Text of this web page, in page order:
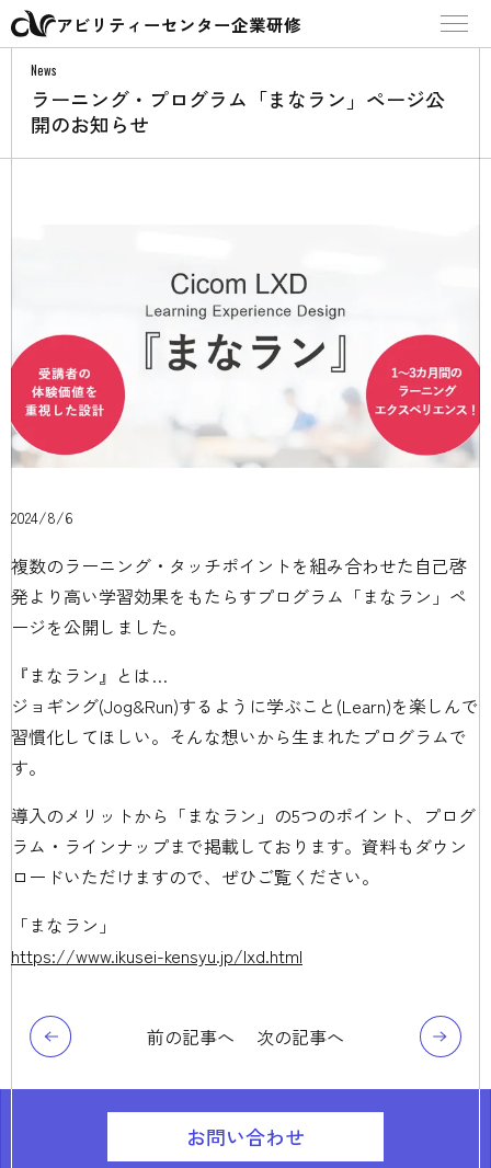
アビリティーセンター企業研修
News
ラーニング・プログラム「まなラン」ページ公
開のお知らせ
2024/8/6
複数のラーニング・タッチポイントを組み合わせた自己啓
発より高い学習効果をもたらすプログラム「まなラン」ペ
ージを公開しました。
『まなラン』とは…
ジョギング(Jog&Run)するように学ぶこと(Learn)を楽しんで
習慣化してほしい。そんな想いから生まれたプログラムで
す。
導入のメリットから「まなラン」の5つのポイント、プログ
ラム・ラインナップまで掲載しております。資料もダウン
ロードいただけますので、ぜひご覧ください。
「まなラン」
https://www.ikusei-kensyu.jp/lxd.html
前の記事へ 次の記事へ
お問い合わせ